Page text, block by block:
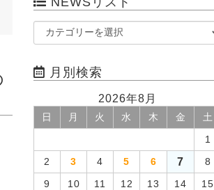
月別検索
2026年8月
日 月 火 水 木 金 土
1
2 3 4 5 6 7 8
9 10 11 12 13 14 15